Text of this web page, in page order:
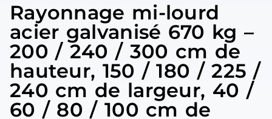
Rayonnage mi-lourd
acier galvanisé 670 kg –
200 / 240 / 300 cm de
hauteur, 150 / 180 / 225 /
240 cm de largeur, 40 /
60 / 80 / 100 cm de